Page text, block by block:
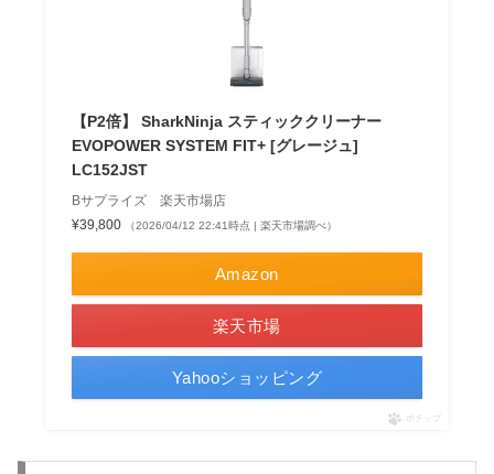
【P2倍】 SharkNinja スティッククリーナー
EVOPOWER SYSTEM FIT+ [グレージュ]
LC152JST
Bサプライズ 楽天市場店
¥39,800
（2026/04/12 22:41時点 | 楽天市場調べ）
Amazon
楽天市場
Yahooショッピング
ポチップ